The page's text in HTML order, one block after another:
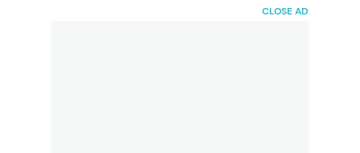
CLOSE AD